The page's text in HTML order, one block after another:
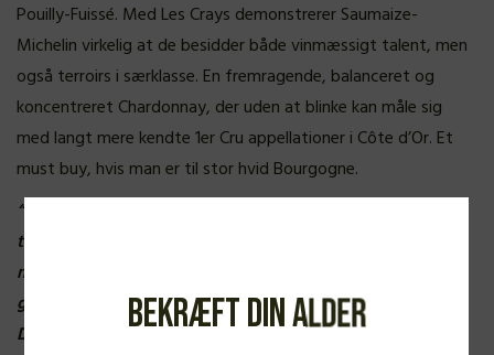
Pouilly-Fuissé. Med Les Crays demonstrerer Saumaize-
Michelin virkelig at de besidder både vinmæssigt talent, men
også terroirs i særklasse. En fremragende, balanceret og
koncentreret Chardonnay, der uden at blinke kan måle sig
med langt mere kendte 1er Cru appellationer i Côte d’Or. Et
must buy, hvis man er til stor hvid Bourgogne.
“Tysken ville betegne Les Crays som grosses Kino; altså
taler vi her om ubetinget storladen vin. Nok er den
magtfuld, men det er vinens holistiske spændvidde og
grænseløse harmoni, der hæver den over konkurrenterne.
Den skiller sig ud fra Saumaize-Michelins øvrige topvine
Bekræft din alder